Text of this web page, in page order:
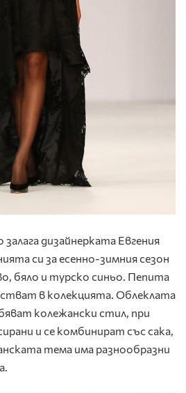
залага дизайнерката Евгения
си за есенно-зимния сезон
бяло и турско синьо. Пепита
в колекцията. Облеклата
колежански стил, при
и се комбинират със сака,
тема има разнообразни